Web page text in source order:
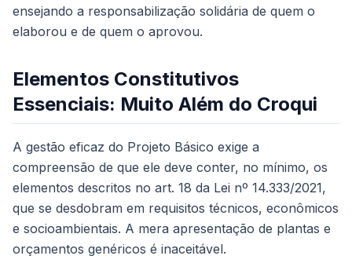
ensejando a responsabilização solidária de quem o
elaborou e de quem o aprovou.
Elementos Constitutivos
Essenciais: Muito Além do Croqui
A gestão eficaz do Projeto Básico exige a
compreensão de que ele deve conter, no mínimo, os
elementos descritos no art. 18 da Lei nº 14.333/2021,
que se desdobram em requisitos técnicos, econômicos
e socioambientais. A mera apresentação de plantas e
orçamentos genéricos é inaceitável.